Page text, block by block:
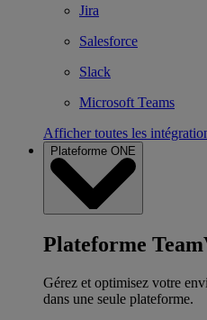
Jira
Salesforce
Slack
Microsoft Teams
Afficher toutes les
Plateforme ONE
Plateforme
Gérez et optimisez votre
dans une seule plateforme.